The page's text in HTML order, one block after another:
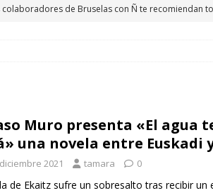
colaboradores de Bruselas con Ñ te recomiendan
último viaje de temporada de «Bruselas con Ñ» para
Muro presenta «El agua
una novela entre Euskadi
2021 tamara 0
de Ekaitz sufre un sobresalto tras recibir un